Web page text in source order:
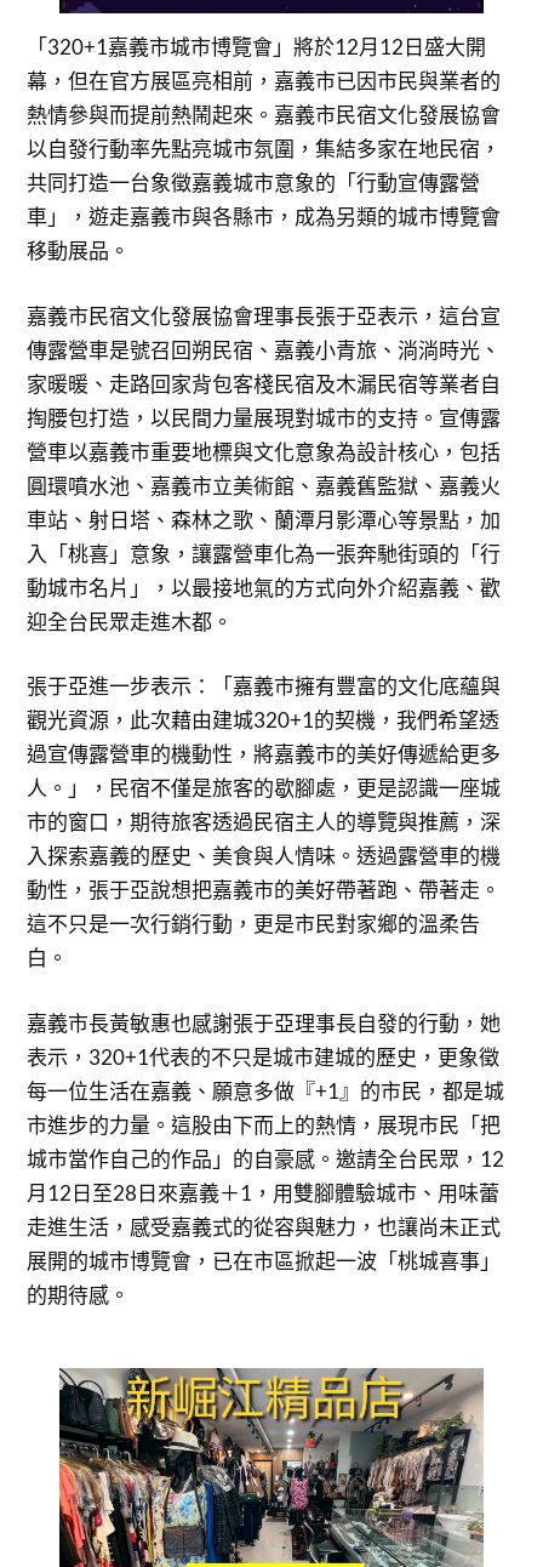
「320+1嘉義市城市博覽會」將於12月12日盛大開
幕，但在官方展區亮相前，嘉義市已因市民與業者的
熱情參與而提前熱鬧起來。嘉義市民宿文化發展協會
以自發行動率先點亮城市氛圍，集結多家在地民宿，
共同打造一台象徵嘉義城市意象的「行動宣傳露營
車」，遊走嘉義市與各縣市，成為另類的城市博覽會
移動展品。
嘉義市民宿文化發展協會理事長張于亞表示，這台宣
傳露營車是號召回朔民宿、嘉義小青旅、淌淌時光、
家暖暖、走路回家背包客棧民宿及木漏民宿等業者自
掏腰包打造，以民間力量展現對城市的支持。宣傳露
營車以嘉義市重要地標與文化意象為設計核心，包括
圓環噴水池、嘉義市立美術館、嘉義舊監獄、嘉義火
車站、射日塔、森林之歌、蘭潭月影潭心等景點，加
入「桃喜」意象，讓露營車化為一張奔馳街頭的「行
動城市名片」，以最接地氣的方式向外介紹嘉義、歡
迎全台民眾走進木都。
張于亞進一步表示：「嘉義市擁有豐富的文化底蘊與
觀光資源，此次藉由建城320+1的契機，我們希望透
過宣傳露營車的機動性，將嘉義市的美好傳遞給更多
人。」，民宿不僅是旅客的歇腳處，更是認識一座城
市的窗口，期待旅客透過民宿主人的導覽與推薦，深
入探索嘉義的歷史、美食與人情味。透過露營車的機
動性，張于亞說想把嘉義市的美好帶著跑、帶著走。
這不只是一次行銷行動，更是市民對家鄉的溫柔告
白。
嘉義市長黃敏惠也感謝張于亞理事長自發的行動，她
表示，320+1代表的不只是城市建城的歷史，更象徵
每一位生活在嘉義、願意多做『+1』的市民，都是城
市進步的力量。這股由下而上的熱情，展現市民「把
城市當作自己的作品」的自豪感。邀請全台民眾，12
月12日至28日來嘉義＋1，用雙腳體驗城市、用味蕾
走進生活，感受嘉義式的從容與魅力，也讓尚未正式
展開的城市博覽會，已在市區掀起一波「桃城喜事」
的期待感。